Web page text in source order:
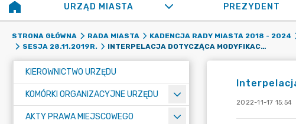
URZĄD MIASTA PREZYDENT
STRONA GŁÓWNA RADA MIASTA KADENCJA RADY MIASTA 2018 - 2024
SESJA 28.11.2019R.
INTERPELACJA DOTYCZĄCA MODYFIKACJI PRZEBIEGU TRASY LINII 1 ORAZ 2.
KIEROWNICTWO URZĘDU
KOMÓRKI ORGANIZACYJNE URZĘDU
AKTY PRAWA MIEJSCOWEGO
2022-11-17 15:54